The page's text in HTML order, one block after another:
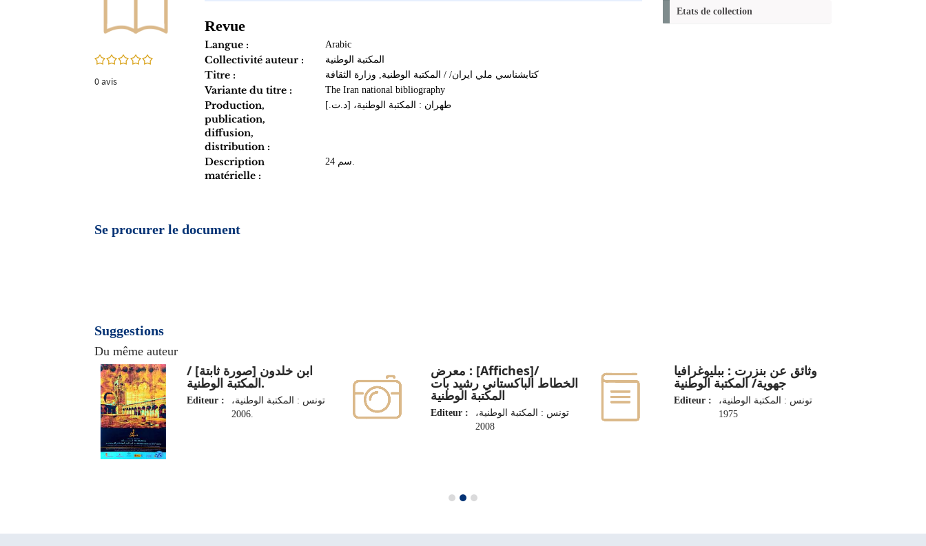
0/5
0avis
Revue
Langue : Arabic
Collectivité auteur : المكتبة الوطنية
Titre : كتابشناسي ملي ايران/ / المكتبة الوطنية, وزارة الثقافة
Variante du titre : The Iran national bibliography
Production,
publication,
diffusion,
distribution :
طهران : المكتبة الوطنية، [د.ت.]
Description
matérielle :
24 سم.
Etats de collection
Se procurer le document
Suggestions
Du même auteur
معرض : [Affiches]/
الخطاط الباكستاني رشيد بات
المكتبة الوطنية
Editeur :
تونس : المكتبة الوطنية،
2008
وثائق عن بنزرت : ببليوغرافيا
جهوية/ المكتبة الوطنية
Editeur :
تونس : المكتبة الوطنية،
1975
ابن خلدون [صورة ثابتة] /
المكتبة الوطنية.
Editeur :
تونس : المكتبة الوطنية،
2006.